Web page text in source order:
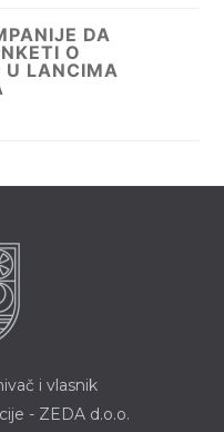
DA
O
U LANCIMA
i vlasnik
- ZEDA d.o.o.